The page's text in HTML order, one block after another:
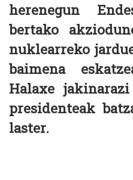
herenegun
bertako
nuklearreko
baimena
Halaxe
presidenteak
laster.